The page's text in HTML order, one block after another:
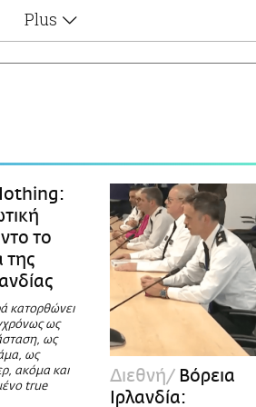
Plus
Οι Αθηναίοι
Απώλειες
Lgbtqi+
Επιλογές
το
της
κατορθώνει
ως
ως
ως
ακόμα και
true
Διεθνή Βόρεια
Ιρλανδία: